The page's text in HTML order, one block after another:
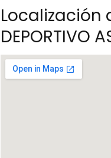
Localización
DEPORTIVO